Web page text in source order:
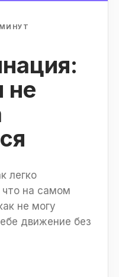
не
легко
что на самом
не могу
движение без